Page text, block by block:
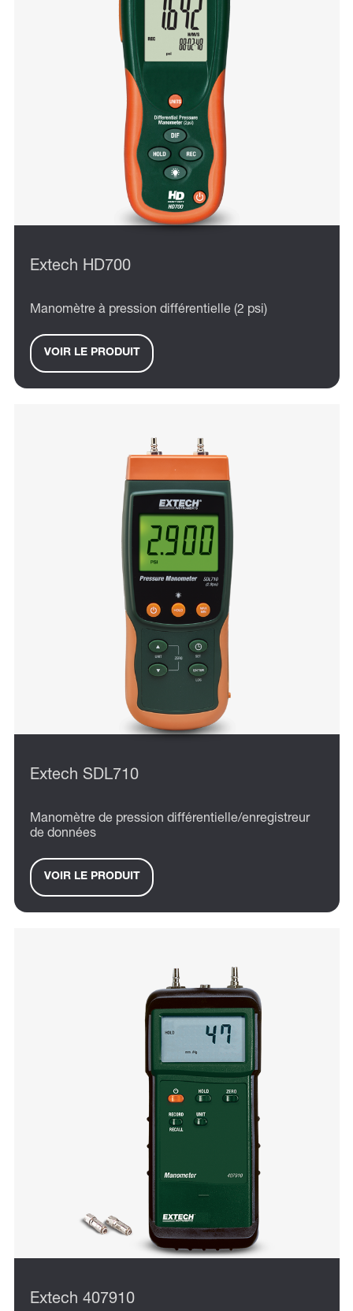
Extech HD700
Manomètre à pression différentielle (2 psi)
VOIR LE PRODUIT
Extech SDL710
Manomètre de pression différentielle/enregistreur
de données
VOIR LE PRODUIT
Extech 407910